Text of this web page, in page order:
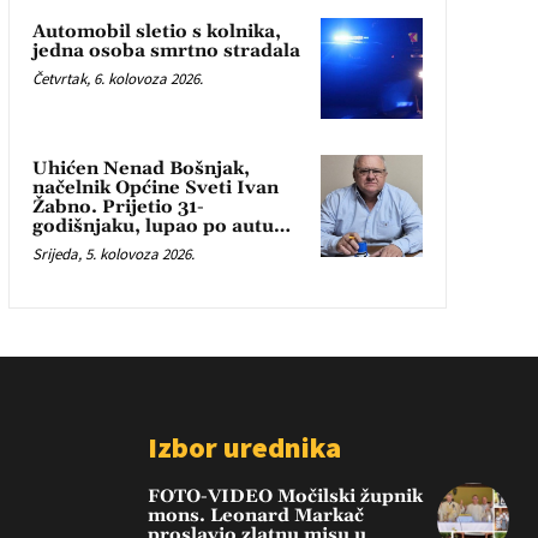
Automobil sletio s kolnika,
jedna osoba smrtno stradala
Četvrtak, 6. kolovoza 2026.
Uhićen Nenad Bošnjak,
načelnik Općine Sveti Ivan
Žabno. Prijetio 31-
godišnjaku, lupao po autu…
Srijeda, 5. kolovoza 2026.
Izbor urednika
FOTO-VIDEO Močilski župnik
mons. Leonard Markač